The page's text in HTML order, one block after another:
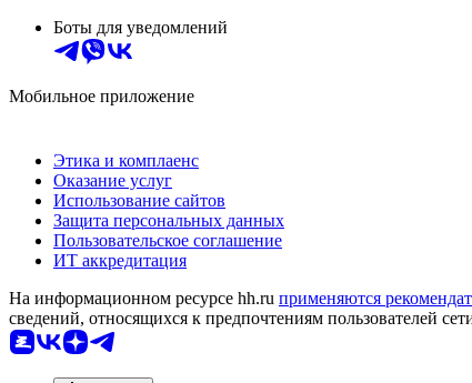
Боты для уведомлений
Мобильное приложение
Этика и комплаенс
Оказание услуг
Использование сайтов
Защита персональных данных
Пользовательское соглашение
ИТ аккредитация
На информационном ресурсе hh.ru применяются
сведений, относящихся к предпочтениям пользователей